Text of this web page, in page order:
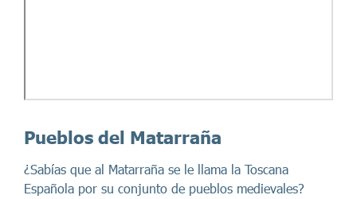
Pueblos del Matarraña
¿Sabías que al Matarraña se le llama la Toscana
Española por su conjunto de pueblos medievales?